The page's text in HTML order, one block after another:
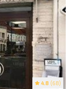
4.8 (68)